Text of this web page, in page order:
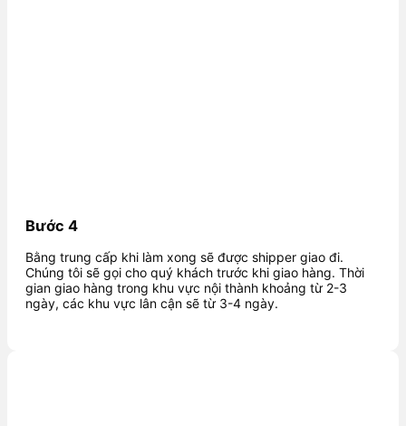
Bước 4
Bằng trung cấp khi làm xong sẽ được shipper giao đi.
Chúng tôi sẽ gọi cho quý khách trước khi giao hàng. Thời
gian giao hàng trong khu vực nội thành khoảng từ 2-3
ngày, các khu vực lân cận sẽ từ 3-4 ngày.